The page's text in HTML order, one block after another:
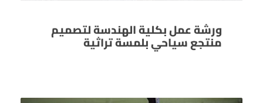
ورشة عمل بكلية الهندسة لتصميم
منتجع سياحي بلمسة تراثية